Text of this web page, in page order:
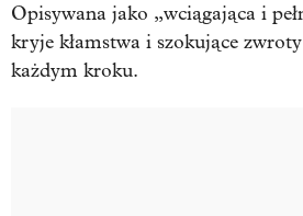
Opisywana jako „wciągająca i
kryje kłamstwa i szokujące
każdym kroku.